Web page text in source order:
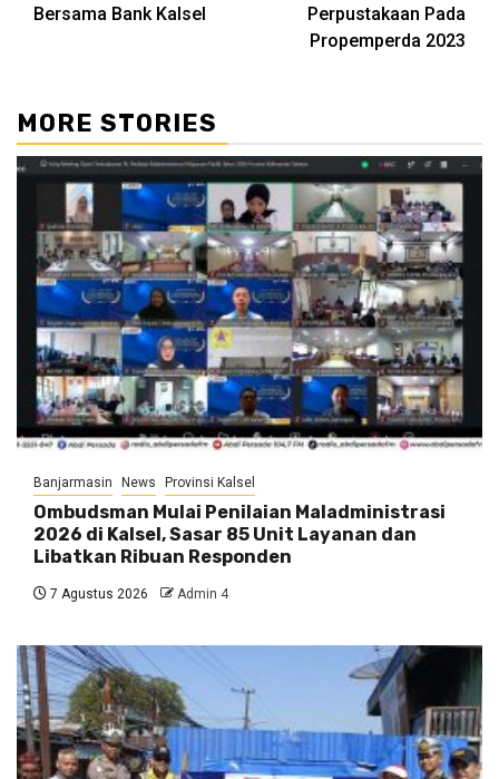
Bersama Bank Kalsel
Perpustakaan Pada
Propemperda 2023
MORE STORIES
Banjarmasin News Provinsi Kalsel
Ombudsman Mulai Penilaian Maladministrasi
2026 di Kalsel, Sasar 85 Unit Layanan dan
Libatkan Ribuan Responden
7 Agustus 2026 Admin 4